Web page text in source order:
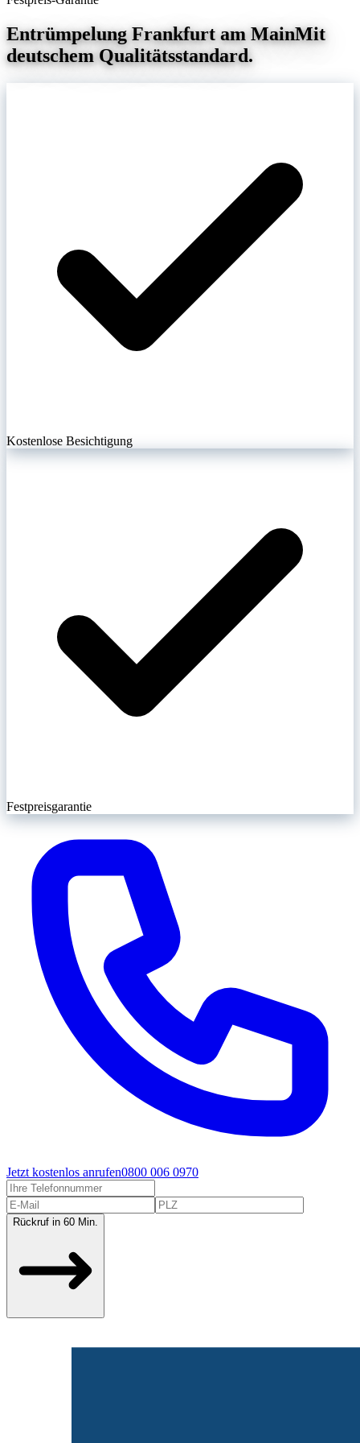
Entrümpelung Frankfurt am MainMit
deutschem Qualitätsstandard.
Kostenlose Besichtigung
Festpreisgarantie
Jetzt kostenlos anrufen0800 006 0970
Rückruf in 60 Min.